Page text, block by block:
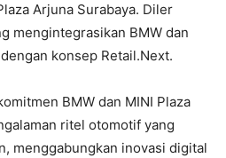
Arjuna Surabaya. Diler
mengintegrasikan BMW dan
konsep Retail.Next.
BMW dan MINI Plaza
ritel otomotif yang
menggabungkan inovasi digital